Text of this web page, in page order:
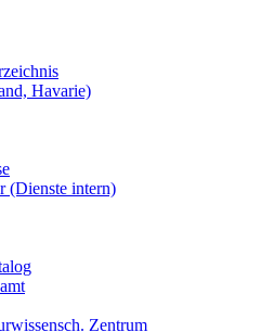
Havarie)
(Dienste intern)
Zentrum